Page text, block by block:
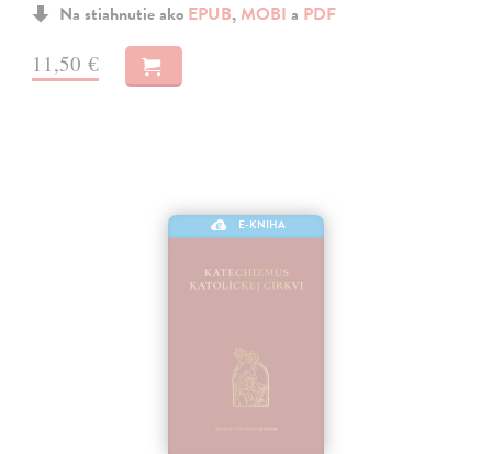
Na stiahnutie ako EPUB, MOBI a PDF
11,50 €
E-KNIHA